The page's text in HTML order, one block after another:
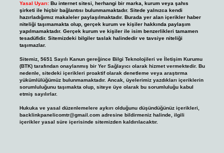
Yasal Uyarı: Bu internet sitesi, herhangi bir marka, kurum veya şahıs
şirketi ile hiçbir bağlantısı bulunmamaktadır. Sitede yalnızca kendi
hazırladığımız makaleler paylaşılmaktadır. Burada yer alan içerikler haber
niteliği taşımamakta olup, gerçek kurum ve kişiler hakkında paylaşım
yapılmamaktadır. Gerçek kurum ve kişiler ile isim benzerlikleri tamamen
tesadüfidir. Sitemizdeki bilgiler taslak halindedir ve tavsiye niteliği
taşımazlar.
Sitemiz, 5651 Sayılı Kanun gereğince Bilgi Teknolojileri ve İletişim Kurumu
(BTK) tarafından onaylanmış bir Yer Sağlayıcı olarak hizmet vermektedir. Bu
nedenle, sitedeki içerikleri proaktif olarak denetleme veya araştırma
yükümlülüğümüz bulunmamaktadır. Ancak, üyelerimiz yazdıkları içeriklerin
sorumluluğunu taşımakta olup, siteye üye olarak bu sorumluluğu kabul
etmiş sayılırlar.
Hukuka ve yasal düzenlemelere aykırı olduğunu düşündüğünüz içerikleri,
backlinkpanelicomtr@gmail.comadresine bildirmeniz halinde, ilgili
içerikler yasal süre içerisinde sitemizden kaldırılacaktır.